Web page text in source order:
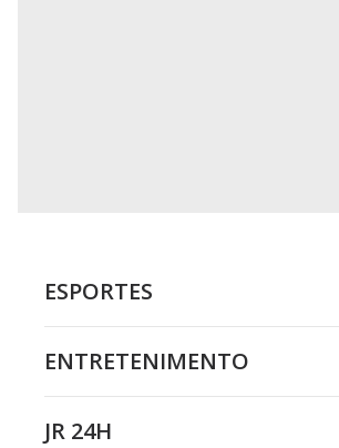
ESPORTES
ENTRETENIMENTO
JR 24H